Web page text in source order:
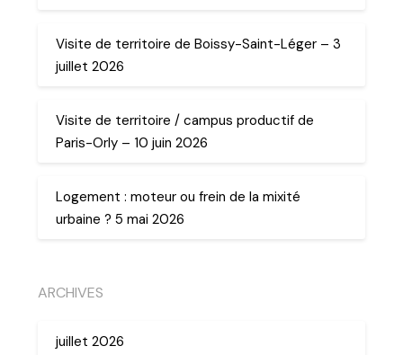
Visite de territoire de Boissy-Saint-Léger – 3
juillet 2026
Visite de territoire / campus productif de
Paris-Orly – 10 juin 2026
Logement : moteur ou frein de la mixité
urbaine ? 5 mai 2026
ARCHIVES
juillet 2026